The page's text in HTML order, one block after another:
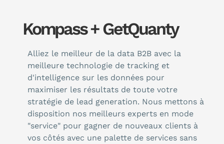
Kompass + GetQuanty
Alliez le meilleur de la data B2B avec la
meilleure technologie de tracking et
d'intelligence sur les données pour
maximiser les résultats de toute votre
stratégie de lead generation. Nous mettons à
disposition nos meilleurs experts en mode
"service" pour gagner de nouveaux clients à
vos côtés avec une palette de services sans